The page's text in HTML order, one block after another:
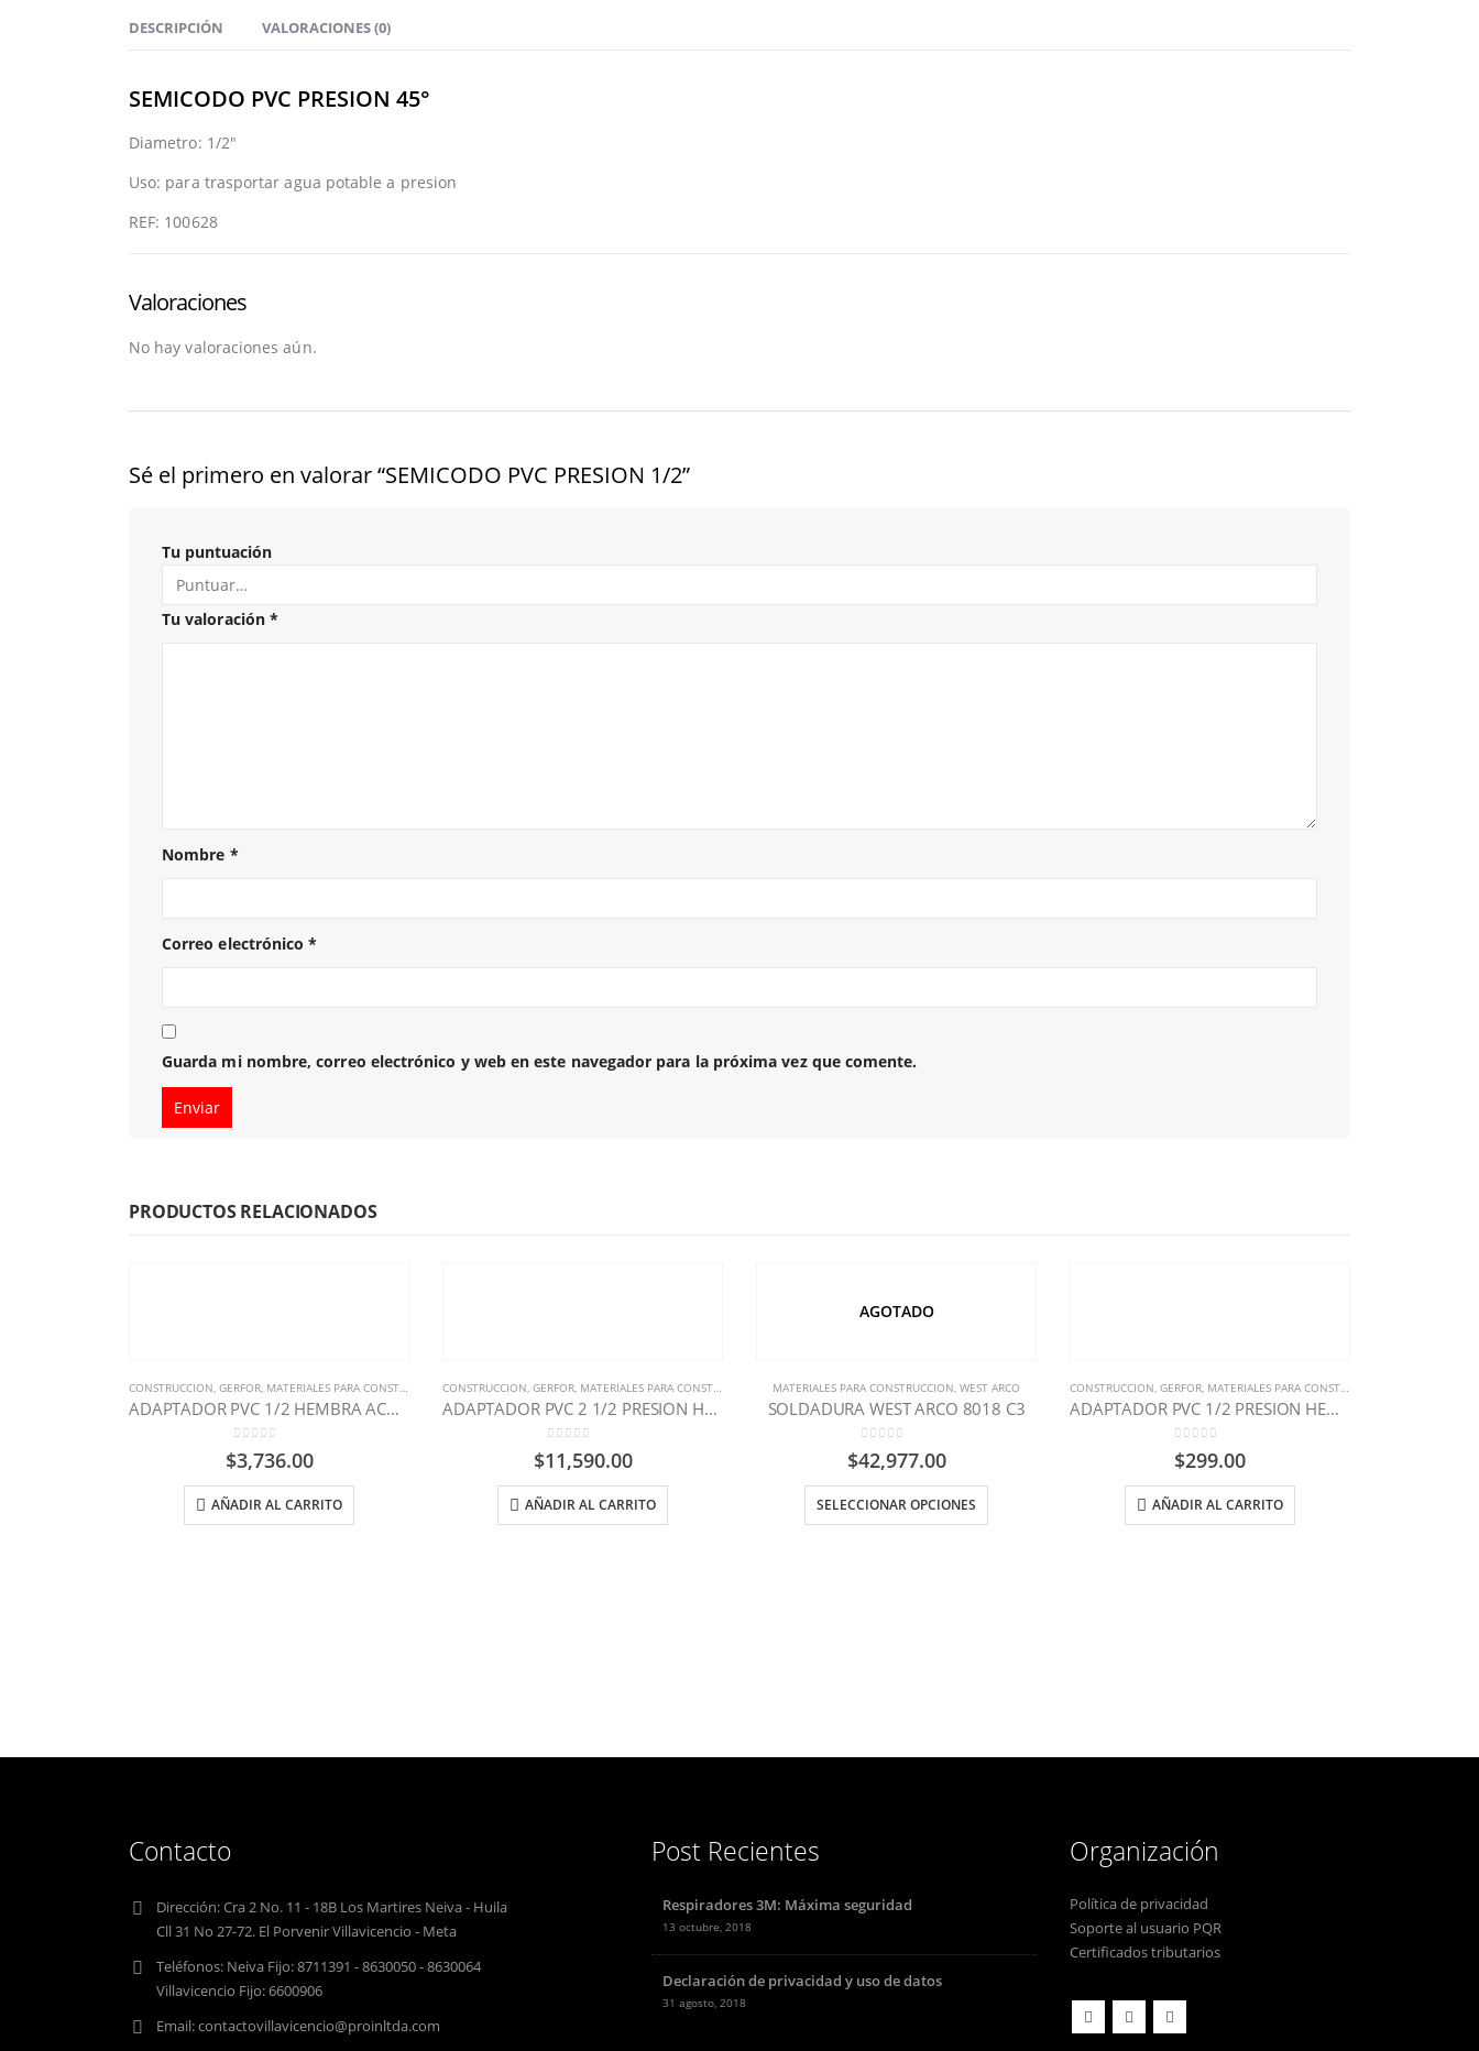
DESCRIPCIÓN VALORACIONES (0)
SEMICODO PVC PRESION 45°
Diametro: 1/2″
Uso: para trasportar agua potable a presion
REF: 100628
Valoraciones
No hay valoraciones aún.
Sé el primero en valorar “SEMICODO PVC PRESION 1/2”
Tu puntuación
Tu valoración *
Nombre *
Correo electrónico*
Guarda mi nombre, correo electrónico y web en este navegador para la próxima vez que comente.
PRODUCTOS RELACIONADOS
CONSTRUCCION GERFOR MATERIALES PARA CONSTRUCCION
ADAPTADOR PVC 1/2 HEMBRA ACOMETIDA GERFOR
$3,736.00
AÑADIR AL CARRITO
CONSTRUCCION GERFOR MATERIALES PARA CONSTRUCCION
ADAPTADOR PVC 2 1/2 PRESION HEMBRA GERFOR
$11,590.00
AÑADIR AL CARRITO
AGOTADO
MATERIALES PARA CONSTRUCCION WEST ARCO
SOLDADURA WEST ARCO 8018 C3
$42,977.00
SELECCIONAR OPCIONES
CONSTRUCCION GERFOR MATERIALES PARA CONSTRUCCION
ADAPTADOR PVC 1/2 PRESION HEMBRA GERFOR
0
$299.00
AÑADIR AL CARRITO
Contacto
Dirección:Cra 2 No. 11 - 18B Los Martires Neiva - Huila
Cll 31 No 27-72. El Porvenir Villavicencio - Meta
Teléfonos: Neiva Fijo: 8711391 - 8630050 - 8630064
Villavicencio Fijo: 6600906
Email:contactovillavicencio@proinltda.com
Post Recientes
Respiradores 3M: Máxima seguridad
13 octubre, 2018
Declaración de privacidad y uso de datos
31 agosto, 2018
Organización
Política de privacidad
Soporte al usuario PQR
Certificados tributarios